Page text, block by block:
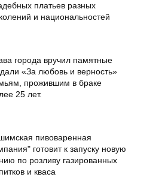
платьев разных
и национальностей
города вручил памятные
«За любовь и верность»
прожившим в браке
25 лет.
пивоваренная
готовит к запуску новую
по розливу газированных
и кваса